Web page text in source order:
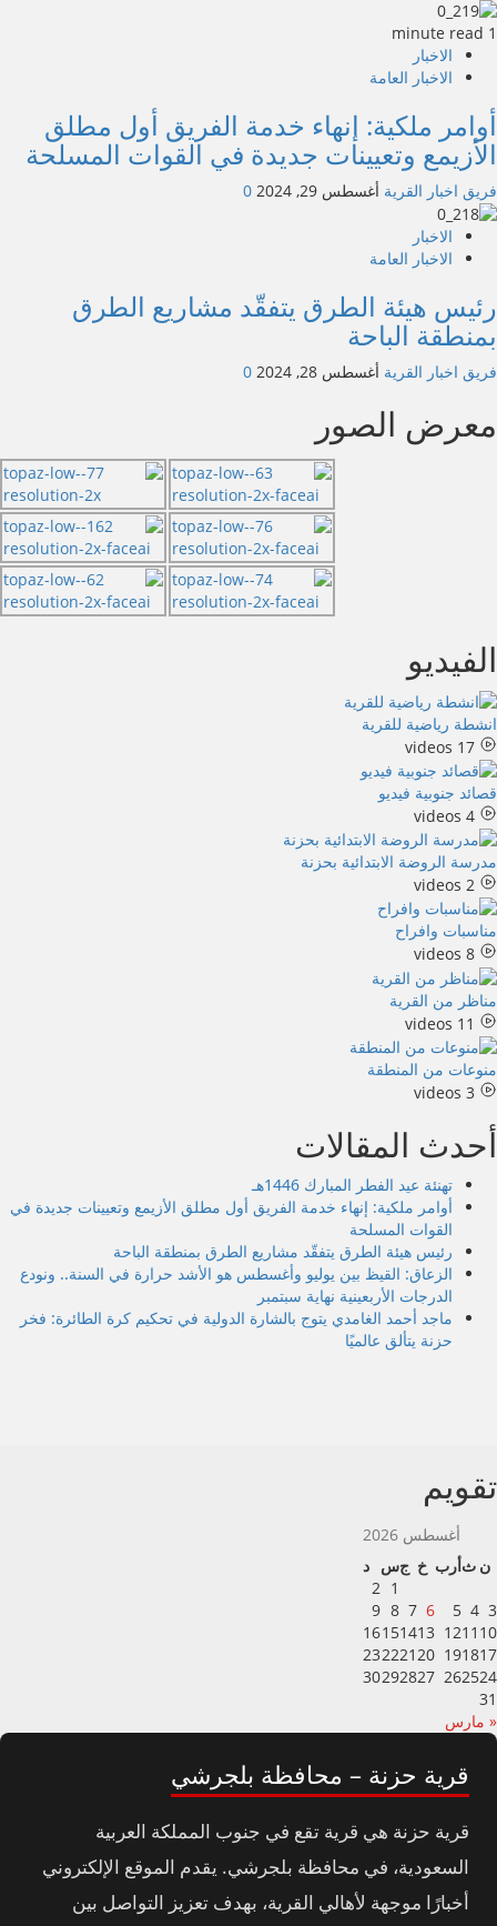
1 minute read
الاخبار
الاخبار العامة
أوامر ملكية: إنهاء خدمة الفريق أول مطلق
الأزيمع وتعيينات جديدة في القوات المسلحة
فريق اخبار القرية أغسطس 29, 2024 0
الاخبار
الاخبار العامة
رئيس هيئة الطرق يتفقّد مشاريع الطرق
بمنطقة الباحة
فريق اخبار القرية أغسطس 28, 2024 0
معرض الصور
الفيديو
انشطة رياضية للقرية
قصائد جنوبية فيديو
مدرسة الروضة الابتدائية بحزنة
مناسبات وافراح
مناظر من القرية
منوعات من المنطقة
أحدث المقالات
تهنئة عيد الفطر المبارك 1446هـ
أوامر ملكية: إنهاء خدمة الفريق أول مطلق الأزيمع وتعيينات جديدة في
القوات المسلحة
رئيس هيئة الطرق يتفقّد مشاريع الطرق بمنطقة الباحة
الزعاق: القيظ بين يوليو وأغسطس هو الأشد حرارة في السنة.. ونودع
الدرجات الأربعينية نهاية سبتمبر
ماجد أحمد الغامدي يتوج بالشارة الدولية في تحكيم كرة الطائرة: فخر
حزنة يتألق عالميًا
تقويم
أغسطس 2026
ن ثأرب خ جس د
1
2
3
4
5
6
7
8
9
10
11
12
13
14
15
16
17
18
19
20
21
22
23
24
25
26
27
28
29
30
31
« مارس
قرية حزنة – محافظة بلجرشي
قرية حزنة هي قرية تقع في جنوب المملكة العربية
السعودية، في محافظة بلجرشي. يقدم الموقع الإلكتروني
أخبارًا موجهة لأهالي القرية، بهدف تعزيز التواصل بين